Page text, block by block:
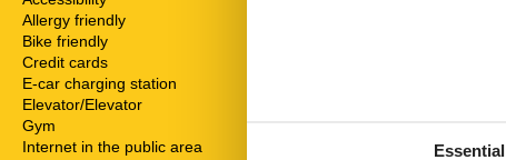
Allergy friendly
Bike friendly
Credit cards
E-car charging station
Elevator/Elevator
Gym
Internet in the public area
Cable / Sat
Essential